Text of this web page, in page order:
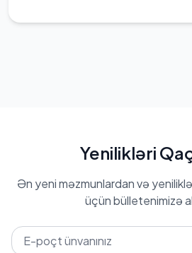
Yenilikləri
Ən yeni məzmunlardan və
üçün bülletenimizə